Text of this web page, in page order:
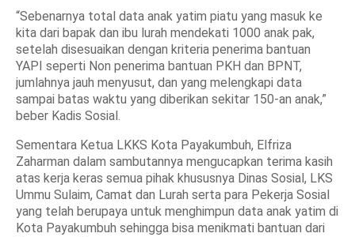
“Sebenarnya total data anak yatim piatu yang masuk ke
kita dari bapak dan ibu lurah mendekati 1000 anak pak,
setelah disesuaikan dengan kriteria penerima bantuan
YAPI seperti Non penerima bantuan PKH dan BPNT,
jumlahnya jauh menyusut, dan yang melengkapi data
sampai batas waktu yang diberikan sekitar 150-an anak,”
beber Kadis Sosial.
Sementara Ketua LKKS Kota Payakumbuh, Elfriza
Zaharman dalam sambutannya mengucapkan terima kasih
atas kerja keras semua pihak khususnya Dinas Sosial, LKS
Ummu Sulaim, Camat dan Lurah serta para Pekerja Sosial
yang telah berupaya untuk menghimpun data anak yatim di
Kota Payakumbuh sehingga bisa menikmati bantuan dari